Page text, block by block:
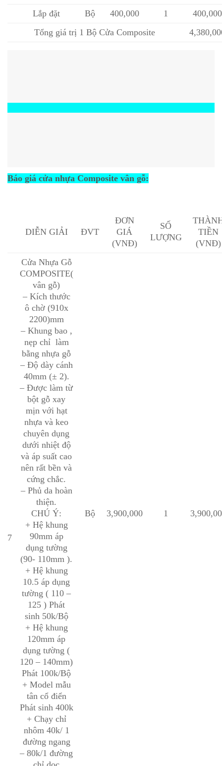
Lắp đặt
Bộ 400,000 1
400,000
Tổng giá trị 1 Bộ Cửa Composite
Báo giá cửa nhựa Composite vân gỗ:
DIỄN GIẢI ĐVT
ĐƠN
GIÁ
(VNĐ)
SỐ
LƯỢNG
TIỀN
(VNĐ)
7
Cửa Nhựa Gỗ
COMPOSITE(
vân gỗ)
– Kích thước
ô chờ (910x
2200)mm
– Khung bao ,
nẹp chỉ làm
bằng nhựa gỗ
– Độ dày cánh
40mm (± 2).
– Được làm từ
bột gỗ xay
mịn với hạt
nhựa và keo
chuyên dụng
dưới nhiệt độ
và áp suất cao
nên rất bền và
cứng chắc.
– Phủ da hoàn
thiện.
CHÚ Ý:
+ Hệ khung
90mm áp
dụng tường
(90- 110mm ).
+ Hệ khung
10.5 áp dụng
tường ( 110 –
125 ) Phát
sinh 50k/Bộ
+ Hệ khung
120mm áp
dụng tường (
120 – 140mm)
Phát 100k/Bộ
+ Model mẫu
tân cổ điển
Phát sinh 400k
+ Chạy chỉ
nhôm 40k/ 1
đường ngang
– 80k/1 đường
Bộ 3,900,000 1